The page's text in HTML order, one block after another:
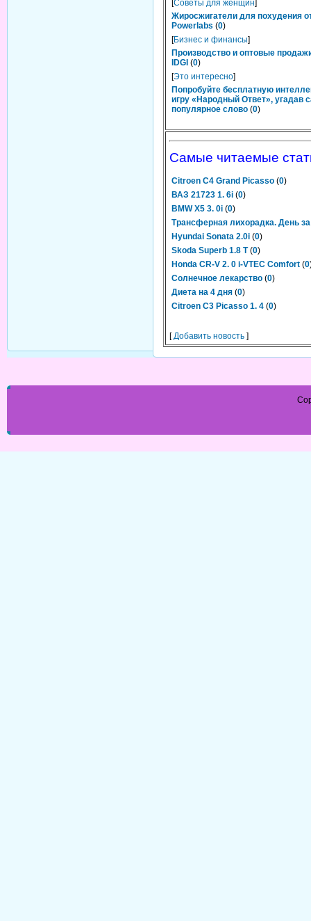
[Советы для женщин]
Жиросжигатели для похудения
Powerlabs (0)
[Бизнес и финансы]
Производство и оптовые
IDGI (0)
[Это интересно]
Попробуйте бесплатную
игру «Народный Ответ», угадав
популярное слово (0)
Самые читаемые
Citroen C4 Grand Picasso (0)
ВАЗ 21723 1. 6i (0)
BMW X5 3. 0i (0)
Трансферная лихорадка. День
Hyundai Sonata 2.0i (0)
Skoda Superb 1.8 T (0)
Honda CR-V 2. 0 i-VTEC Comfort (0
Солнечное лекарство (0)
Диета на 4 дня (0)
Citroen C3 Picasso 1. 4 (0)
[Добавить новость ]